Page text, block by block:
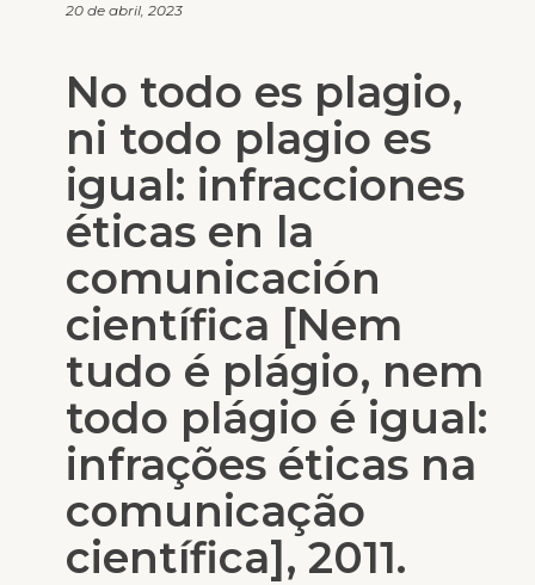
20 de abril, 2023
No todo es plagio,
ni todo plagio es
igual: infracciones
éticas en la
comunicación
científica [Nem
tudo é plágio, nem
todo plágio é igual:
infrações éticas na
comunicação
científica], 2011.